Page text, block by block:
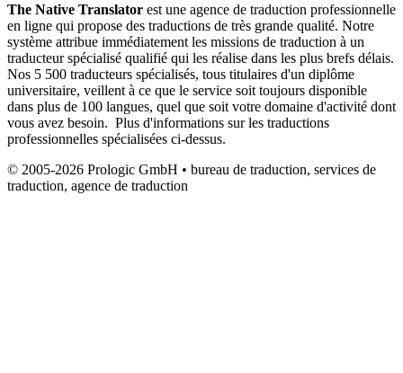
The Native Translator est une agence de traduction professionnelle
en ligne qui propose des traductions de très grande qualité. Notre
système attribue immédiatement les missions de traduction à un
traducteur spécialisé qualifié qui les réalise dans les plus brefs délais.
Nos 5 500 traducteurs spécialisés, tous titulaires d'un diplôme
universitaire, veillent à ce que le service soit toujours disponible
dans plus de 100 langues, quel que soit votre domaine d'activité dont
vous avez besoin. Plus d'informations sur les traductions
professionnelles spécialisées ci-dessus.
© 2005-2026 Prologic GmbH • bureau de traduction, services de
traduction, agence de traduction